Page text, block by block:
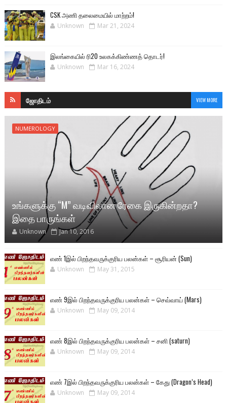
CSK அணி தலைமையில் மாற்றம்!
Unknown Mar 21, 2024
இலங்கையில் ரி20 உலகக்கிண்ணத் தொடர்!
Unknown Mar 16, 2024
ஜோதிடம் VIEW MORE
NUMEROLOGY
உங்களுக்கு “M” வடிவிலான ரேகை இருகின்றதா?
இதை பாருங்கள்
Unknown Jan 10, 2016
எண் 1இல் பிறந்தவருக்குரிய பலன்கள் – சூரியன் (Sun)
Unknown May 31, 2015
எண் 9இல் பிறந்தவருக்குரிய பலன்கள் – செவ்வாய் (Mars)
Unknown May 09, 2014
எண் 8இல் பிறந்தவருக்குரிய பலன்கள் – சனி (saturn)
Unknown May 09, 2014
எண் 7இல் பிறந்தவருக்குரிய பலன்கள் – கேது (Dragon’s Head)
Unknown May 09, 2014